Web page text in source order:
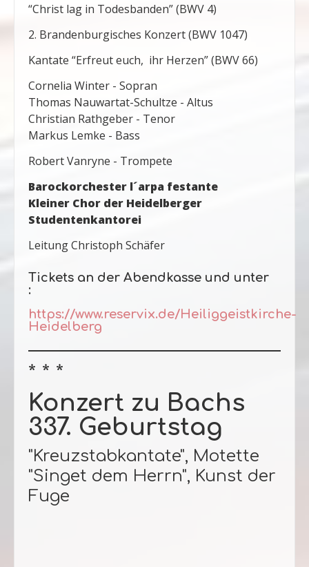
“Christ lag in Todesbanden” (BWV 4)
2. Brandenburgisches Konzert (BWV 1047)
Kantate “Erfreut euch, ihr Herzen” (BWV 66)
Cornelia Winter - Sopran
Thomas Nauwartat-Schultze - Altus
Christian Rathgeber - Tenor
Markus Lemke - Bass
Robert Vanryne - Trompete
Barockorchester l´arpa festante
Kleiner Chor der Heidelberger
Studentenkantorei
Leitung Christoph Schäfer
Tickets an der Abendkasse und unter
:
https://www.reservix.de/Heiliggeistkirche-
Heidelberg
* * *
Konzert zu Bachs
337. Geburtstag
"Kreuzstabkantate", Motette
"Singet dem Herrn", Kunst der
Fuge